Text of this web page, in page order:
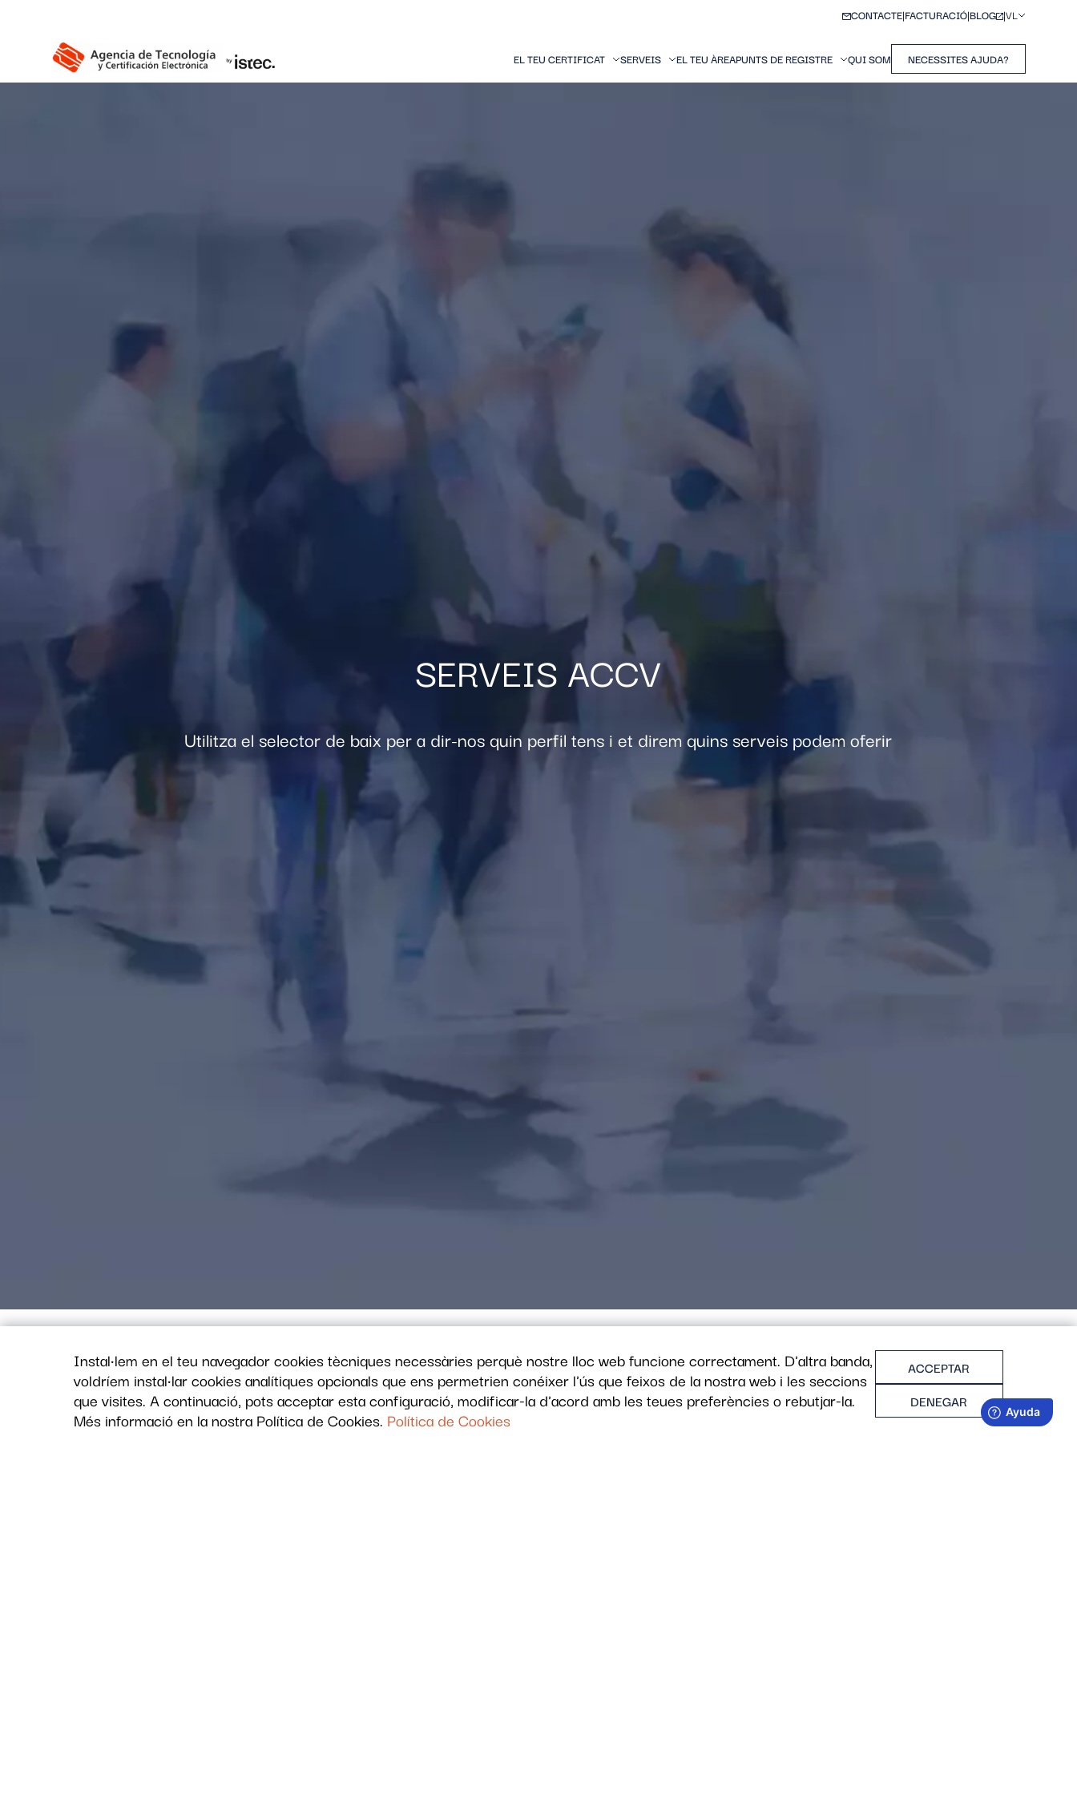
CONTACTE FACTURACIÓBLOG VL
EL TEU CERTIFICAT SERVEIS EL TEU ÀREAPUNTS DE REGISTRE QUI SOM NECESSITES AJUDA?
SERVEIS ACCV
Utilitza el selector de baix per a dir-nos quin perfil tens i et direm quins serveis podem oferir
TRIA PER A QUI BUSQUES UN SERVEI
Selecciona
Instal·lem en el teu navegador cookies tècniques necessàries perquè nostre lloc web funcione correctament. D'altra banda,
voldríem instal·lar cookies analítiques opcionals que ens permetrien conéixer l'ús que feixos de la nostra web i les seccions
que visites. A continuació, pots acceptar esta configuració, modificar-la d'acord amb les teues preferències o rebutjar-la.
Més informació en la nostra Política de Cookies. Política de Cookies
ACCEPTAR
DENEGAR